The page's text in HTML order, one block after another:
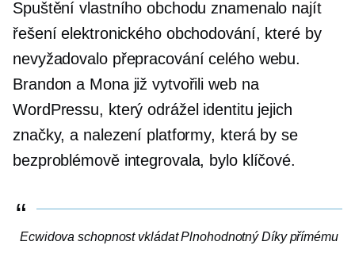
Spuštění vlastního obchodu znamenalo najít
řešení elektronického obchodování, které by
nevyžadovalo přepracování celého webu.
Brandon a Mona již vytvořili web na
WordPressu, který odrážel identitu jejich
značky, a nalezení platformy, která by se
bezproblémově integrovala, bylo klíčové.
Ecwidova schopnost vkládatPlnohodnotnýDíky přímému